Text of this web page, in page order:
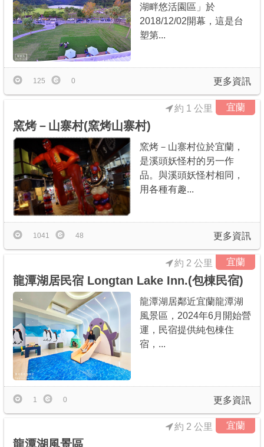
湖畔悠活園區」於
2018/12/02開幕，這是台
塑第...
更多資訊
125 0
宜蘭
窯烤－山寨村(窯烤山寨村)
約 1 公里
窯烤－山寨村位於宜蘭，
是溪頭妖怪村的另一作
品。與溪頭妖怪村相同，
用各種有趣...
更多資訊
1041 48
宜蘭
龍潭湖居民宿 Longtan Lake Inn.(包棟民宿)
約 2 公里
龍潭湖居鄰近宜蘭龍潭湖
風景區，2024年6月開始營
運，民宿提供純包棟住
宿，...
更多資訊
1 0
宜蘭
龍潭湖風景區
約 2 公里